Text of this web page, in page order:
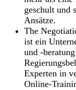
geschult und
Ansätze.
The
ist ein
und -
Experten in
Online-